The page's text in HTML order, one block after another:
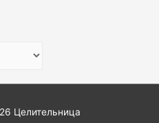
Целительница